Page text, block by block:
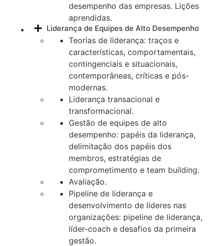
desempenho das empresas. Lições
aprendidas.
Liderança de Equipes de Alto Desempenho
Teorias de liderança: traços e
características, comportamentais,
contingenciais e situacionais,
contemporâneas, críticas e pós-
modernas.
Liderança transacional e
transformacional.
Gestão de equipes de alto
desempenho: papéis da liderança,
delimitação dos papéis dos
membros, estratégias de
comprometimento e team building.
Avaliação.
Pipeline de liderança e
desenvolvimento de líderes nas
organizações: pipeline de liderança,
líder-coach e desafios da primeira
gestão.